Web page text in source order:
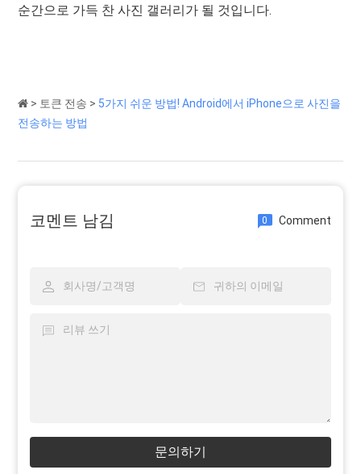
순간으로 가득 찬 사진 갤러리가 될 것입니다.
> 토큰 전송 > 5가지 쉬운 방법! Android에서 iPhone으로 사진을
전송하는 방법
코멘트 남김 0 Comment
문의하기